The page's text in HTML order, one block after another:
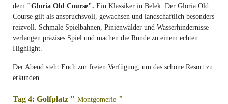
dem "Gloria Old Course". Ein Klassiker in Belek: Der Gloria Old
Course gilt als anspruchsvoll, gewachsen und landschaftlich besonders
reizvoll. Schmale Spielbahnen, Pinienwälder und Wasserhindernisse
verlangen präzises Spiel und machen die Runde zu einem echten
Highlight.
Der Abend steht Euch zur freien Verfügung, um das schöne Resort zu
erkunden.
Tag 4: Golfplatz " Montgomerie "